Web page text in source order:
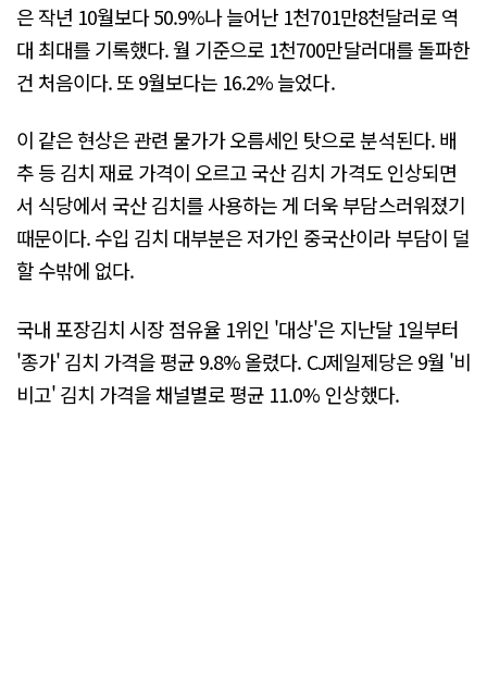
은 작년 10월보다 50.9%나 늘어난 1천701만8천달러로 역
대 최대를 기록했다. 월 기준으로 1천700만달러대를 돌파한
건 처음이다. 또 9월보다는 16.2% 늘었다.
이 같은 현상은 관련 물가가 오름세인 탓으로 분석된다. 배
추 등 김치 재료 가격이 오르고 국산 김치 가격도 인상되면
서 식당에서 국산 김치를 사용하는 게 더욱 부담스러워졌기
때문이다. 수입 김치 대부분은 저가인 중국산이라 부담이 덜
할 수밖에 없다.
국내 포장김치 시장 점유율 1위인 '대상'은 지난달 1일부터
'종가' 김치 가격을 평균 9.8% 올렸다. CJ제일제당은 9월 '비
비고' 김치 가격을 채널별로 평균 11.0% 인상했다.